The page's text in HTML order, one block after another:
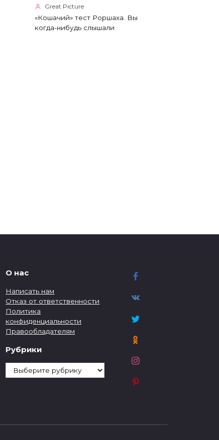
Great Picture
«Кошачий» тест Роршаха. Вы
когда-нибудь слышали
О нас
Написать нам
Отказ от ответственности
Политика
конфиденциальности
Правообладателям
Рубрики
Рубрики